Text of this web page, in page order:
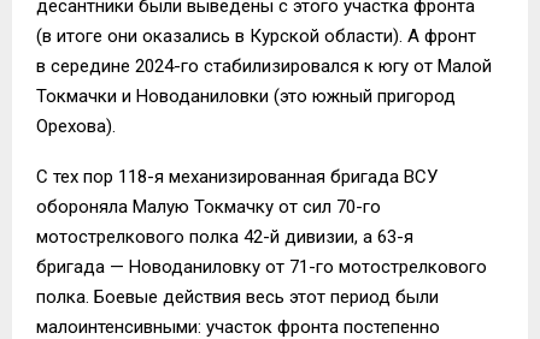
десантники были выведены с этого участка фронта
(в итоге они оказались в Курской области). А фронт
в середине 2024-го стабилизировался к югу от Малой
Токмачки и Новоданиловки (это южный пригород
Орехова).
С тех пор 118-я механизированная бригада ВСУ
обороняла Малую Токмачку от сил 70-го
мотострелкового полка 42-й дивизии, а 63-я
бригада — Новоданиловку от 71-го мотострелкового
полка. Боевые действия весь этот период были
малоинтенсивными: участок фронта постепенно